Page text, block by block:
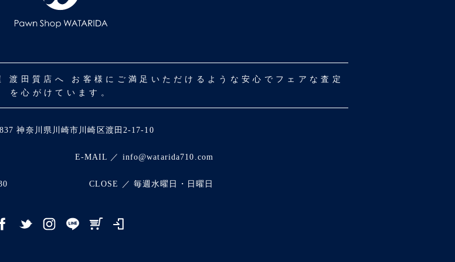
田質店へ お客様にご満足いただけるような安心でフェアな査定
を心がけています。
神奈川県川崎市川崎区渡田2-17-10
E-MAIL ／ info@watarida710.com
CLOSE ／ 毎週水曜日・日曜日